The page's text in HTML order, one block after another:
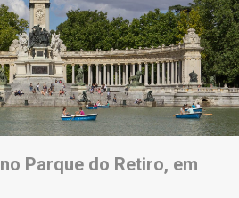
Parque do Retiro, em